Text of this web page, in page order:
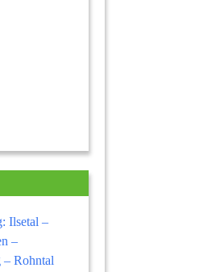
Ilsetal –
–
– Rohntal